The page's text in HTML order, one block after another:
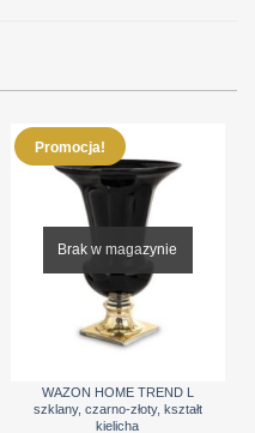
Promocja!
Brak w magazynie
WAZON HOME TREND L
szklany, czarno-złoty, kształt
kielicha